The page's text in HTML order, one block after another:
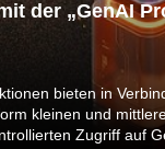
der „GenAI
bieten in
kleinen und
Zugriff auf